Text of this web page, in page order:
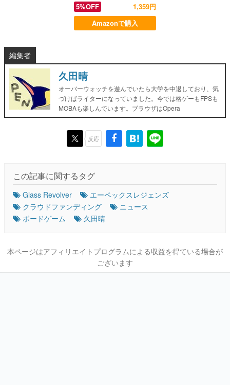
5%OFF
1,359円
Amazonで購入
編集者
久田晴
オーバーウォッチを遊んでいたら大学を中退しており、気
づけばライターになっていました。今では格ゲーもFPSも
MOBAも楽しんでいます。ブラウザはOpera
反応
この記事に関するタグ
Glass Revolver
エーペックスレジェンズ
クラウドファンディング
ニュース
ボードゲーム
久田晴
本ページはアフィリエイトプログラムによる収益を得ている場合が
ございます